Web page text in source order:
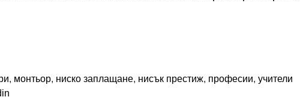
, монтьор, ниско заплащане, нисък престиж, професии, учители